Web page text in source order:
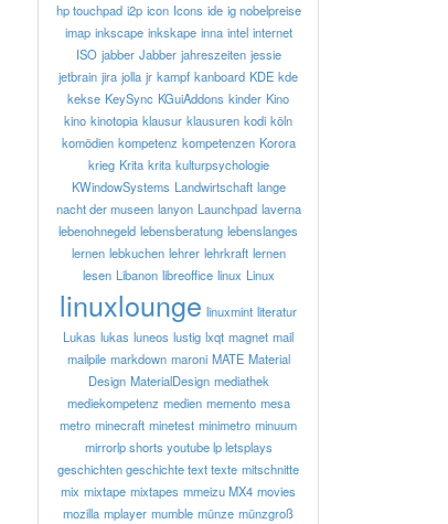
hp touchpad i2p icon Icons ide ig nobelpreise
imap inkscape inkskape inna intel internet
ISO jabber Jabber jahreszeiten jessie
jetbrain jira jolla jr kampf kanboard KDE kde
kekse KeySync KGuiAddons kinder Kino
kino kinotopia klausur klausuren kodi köln
komödien kompetenz kompetenzen Korora
krieg Krita krita kulturpsychologie
KWindowSystems Landwirtschaft lange
nacht der museen lanyon Launchpad laverna
lebenohnegeld lebensberatung lebenslanges
lernen lebkuchen lehrer lehrkraft lernen
lesen Libanon libreoffice linux Linux
linuxlounge linuxmint literatur
Lukas lukas luneos lustig lxqt magnet mail
mailpile markdown maroni MATE Material
Design MaterialDesign mediathek
mediekompetenz medien memento mesa
metro minecraft minetest minimetro minuum
mirrorlp shorts youtube lp letsplays
geschichten geschichte text texte mitschnitte
mix mixtape mixtapes mmeizu MX4 movies
mozilla mplayer mumble münze münzgroß